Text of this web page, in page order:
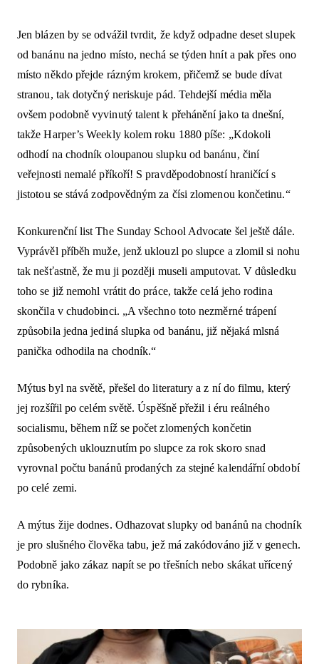
Jen blázen by se odvážil tvrdit, že když odpadne deset slupek
od banánu na jedno místo, nechá se týden hnít a pak přes ono
místo někdo přejde rázným krokem, přičemž se bude dívat
stranou, tak dotyčný neriskuje pád. Tehdejší média měla
ovšem podobně vyvinutý talent k přehánění jako ta dnešní,
takže Harper’s Weekly kolem roku 1880 píše: „Kdokoli
odhodí na chodník oloupanou slupku od banánu, činí
veřejnosti nemalé příkoří! S pravděpodobností hraničící s
jistotou se stává zodpovědným za čísi zlomenou končetinu.“
Konkurenční list The Sunday School Advocate šel ještě dále.
Vyprávěl příběh muže, jenž uklouzl po slupce a zlomil si nohu
tak nešťastně, že mu ji později museli amputovat. V důsledku
toho se již nemohl vrátit do práce, takže celá jeho rodina
skončila v chudobinci. „A všechno toto nezměrné trápení
způsobila jedna jediná slupka od banánu, již nějaká mlsná
panička odhodila na chodník.“
Mýtus byl na světě, přešel do literatury a z ní do filmu, který
jej rozšířil po celém světě. Úspěšně přežil i éru reálného
socialismu, během níž se počet zlomených končetin
způsobených uklouznutím po slupce za rok skoro snad
vyrovnal počtu banánů prodaných za stejné kalendářní období
po celé zemi.
A mýtus žije dodnes. Odhazovat slupky od banánů na chodník
je pro slušného člověka tabu, jež má zakódováno již v genech.
Podobně jako zákaz napít se po třešních nebo skákat uřícený
do rybníka.